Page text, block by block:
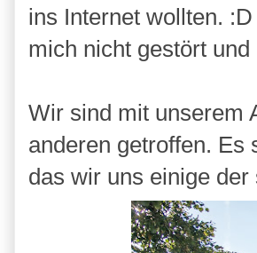
ins Internet wollten.
mich nicht gestört
Wir sind mit unserem
anderen getroffen. Es
das wir uns einige